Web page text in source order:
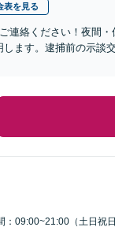
表を見る
連絡ください！夜間
ます。逮捕前の示談
：09:00~21:00（土日祝日